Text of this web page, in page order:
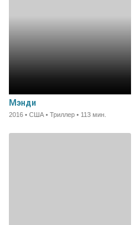
Мэнди
2016 • США • Триллер • 113 мин.